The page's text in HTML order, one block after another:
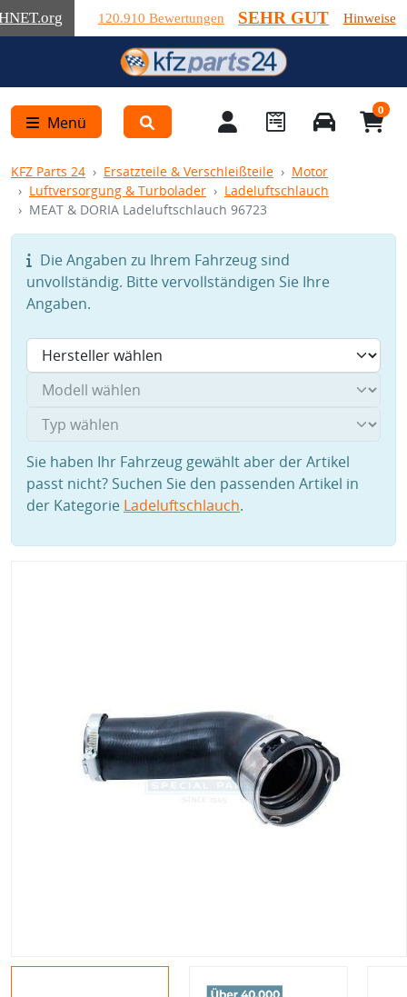
.org 120.910 Bewertungen SEHR GUT Hinweise
Menü
0
KFZ Parts 24 Ersatzteile & Verschleißteile
Motor
Luftversorgung & Turbolader
Ladeluftschlauch
MEAT & DORIA Ladeluftschlauch 96723
Die Angaben zu Ihrem Fahrzeug sind
unvollständig. Bitte vervollständigen Sie Ihre
Angaben.
Sie haben Ihr Fahrzeug gewählt aber der Artikel
passt nicht? Suchen Sie den passenden Artikel in
der Kategorie Ladeluftschlauch.